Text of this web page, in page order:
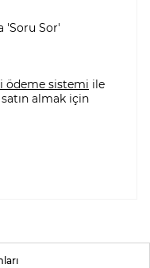
'Soru Sor'
ödeme sistemi ile
almak için